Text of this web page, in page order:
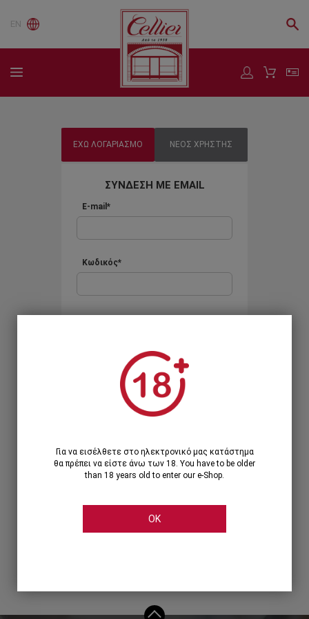
EN
ΕΧΩ ΛΟΓΑΡΙΑΣΜΟ ΝΕΟΣ ΧΡΗΣΤΗΣ
ΣΥΝΔΕΣΗ ΜΕ EMAIL
E-mail*
Κωδικός*
Ξεχάσατε τον κωδικό;
Ή
ΣΥΝΔΕΣΗ ΜΕ ...
Για να εισέλθετε στο ηλεκτρονικό μας κατάστημα
θα πρέπει να είστε άνω των 18. You have to be older
than 18 years old to enter our e-Shop.
OK